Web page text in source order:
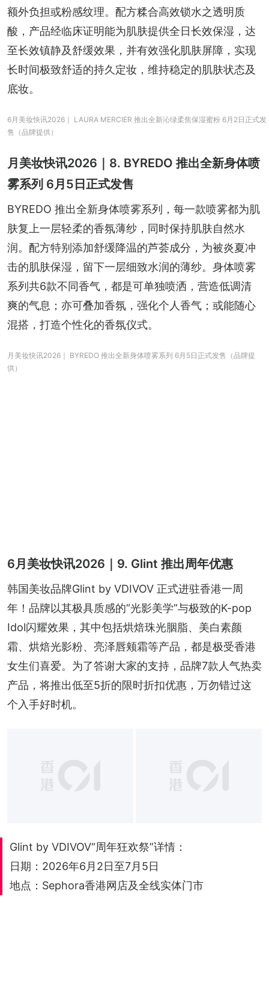
额外负担或粉感纹理。配方糅合高效锁水之透明质
酸，产品经临床证明能为肌肤提供全日长效保湿，达
至长效镇静及舒缓效果，并有效强化肌肤屏障，实现
长时间极致舒适的持久定妆，维持稳定的肌肤状态及
底妆。
6月美妆快讯2026｜ LAURA MERCIER 推出全新沁绿柔焦保湿蜜粉 6月2日正式发
售（品牌提供）
月美妆快讯2026｜8. BYREDO 推出全新身体喷
雾系列 6月5日正式发售
BYREDO 推出全新身体喷雾系列，每一款喷雾都为肌
肤复上一层轻柔的香氛薄纱，同时保持肌肤自然水
润。配方特别添加舒缓降温的芦荟成分，为被炎夏冲
击的肌肤保湿，留下一层细致水润的薄纱。身体喷雾
系列共6款不同香气，都是可单独喷洒，营造低调清
爽的气息；亦可叠加香氛，强化个人香气；或能随心
混搭，打造个性化的香氛仪式。
月美妆快讯2026｜ BYREDO 推出全新身体喷雾系列 6月5日正式发售（品牌提
供）
6月美妆快讯2026｜9. Glint 推出周年优惠
韩国美妆品牌Glint by VDIVOV 正式进驻香港一周
年！品牌以其极具质感的“光影美学”与极致的K-pop
Idol闪耀效果，其中包括烘焙珠光胭脂、美白素颜
霜、烘焙光影粉、亮泽唇颊霜等产品，都是极受香港
女生们喜爱。为了答谢大家的支持，品牌7款人气热卖
产品，将推出低至5折的限时折扣优惠，万勿错过这
个入手好时机。
Glint by VDIVOV“周年狂欢祭”详情：
日期：2026年6月2日至7月5日
地点：Sephora香港网店及全线实体门市